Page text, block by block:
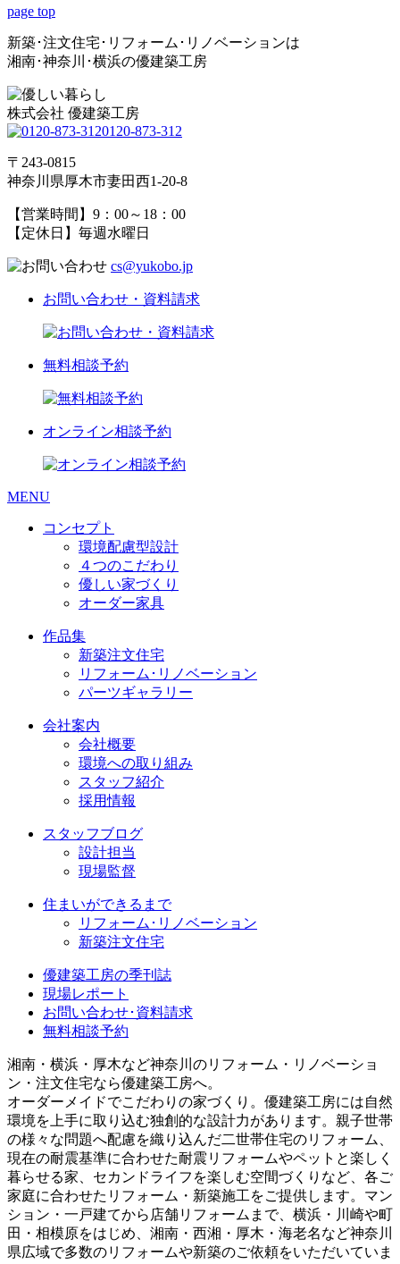
page top
新築･注文住宅･リフォーム･リノベーションは
湘南･神奈川･横浜の優建築工房
株式会社 優建築工房
0120-873-312
〒243-0815
神奈川県厚木市妻田西1-20-8
【営業時間】9：00～18：00
【定休日】毎週水曜日
cs@yukobo.jp
お問い合わせ・資料請求
無料相談予約
オンライン相談予約
MENU
コンセプト
環境配慮型設計
４つのこだわり
優しい家づくり
オーダー家具
作品集
新築注文住宅
リフォーム･リノベーション
パーツギャラリー
会社案内
会社概要
環境への取り組み
スタッフ紹介
採用情報
スタッフブログ
設計担当
現場監督
住まいができるまで
リフォーム･リノベーション
新築注文住宅
優建築工房の季刊誌
現場レポート
お問い合わせ･資料請求
無料相談予約
湘南・横浜・厚木など神奈川のリフォーム・リノベーショ
ン・注文住宅なら優建築工房へ。
オーダーメイドでこだわりの家づくり。優建築工房には自然
環境を上手に取り込む独創的な設計力があります。親子世帯
の様々な問題へ配慮を織り込んだ二世帯住宅のリフォーム、
現在の耐震基準に合わせた耐震リフォームやペットと楽しく
暮らせる家、セカンドライフを楽しむ空間づくりなど、各ご
家庭に合わせたリフォーム・新築施工をご提供します。マン
ション・一戸建てから店舗リフォームまで、横浜・川崎や町
田・相模原をはじめ、湘南・西湘・厚木・海老名など神奈川
県広域で多数のリフォームや新築のご依頼をいただいていま